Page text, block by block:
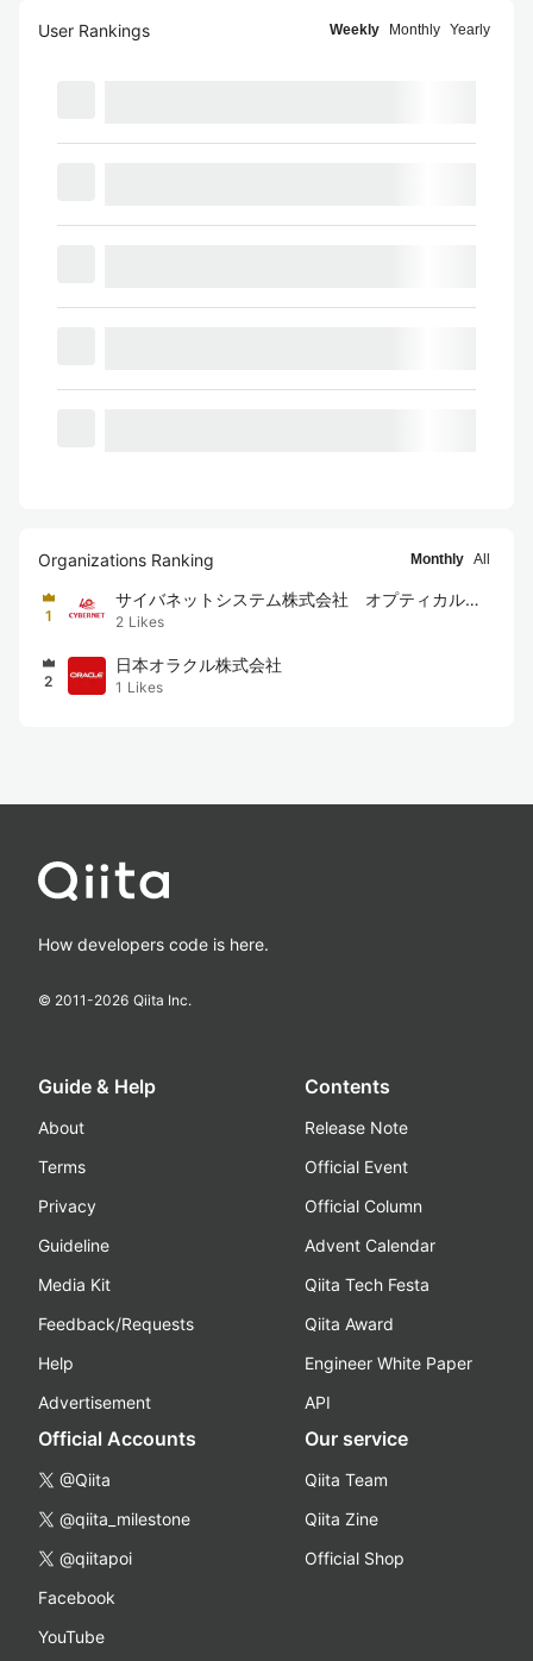
User Rankings Weekly Monthly Yearly
Organizations Ranking Monthly All
1
サイバネットシステム株式会社 オプティカル技
術部
2 Likes
2
日本オラクル株式会社
1 Likes
How developers code is here.
© 2011-2026 Qiita Inc.
Guide & Help
About
Terms
Privacy
Guideline
Media Kit
Feedback/Requests
Help
Advertisement
Contents
Release Note
Official Event
Official Column
Advent Calendar
Qiita Tech Festa
Qiita Award
Engineer White Paper
API
Official Accounts
@Qiita
@qiita_milestone
@qiitapoi
Facebook
YouTube
Our service
Qiita Team
Qiita Zine
Official Shop